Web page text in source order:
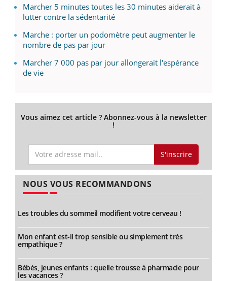
Marcher 5 minutes toutes les 30 minutes aiderait à
lutter contre la sédentarité
Marche : porter un podomètre peut augmenter le
nombre de pas par jour
Marcher 7 000 pas par jour allongerait l'espérance
de vie
Vous aimez cet article ? Abonnez-vous à la newsletter
!
S'inscrire
NOUS VOUS RECOMMANDONS
Les troubles du sommeil modifient votre cerveau !
Mon enfant est-il trop sensible ou simplement très
empathique ?
Bébés, jeunes enfants : quelle trousse à pharmacie pour
les vacances ?